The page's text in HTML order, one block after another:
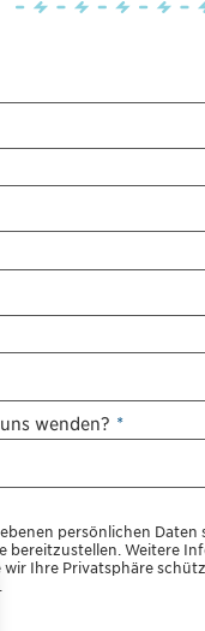
*
wenden?
persönlichen Daten
bereitzustellen. Weitere
Ihre Privatsphäre